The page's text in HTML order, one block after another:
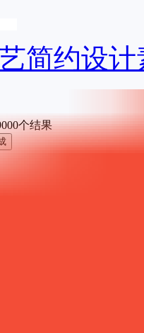
个结果
简约设计